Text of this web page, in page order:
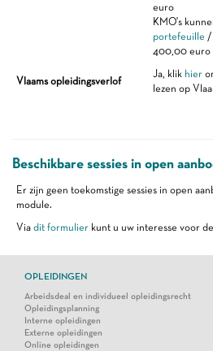
euro
KMO's
portefeuille /
400,00 euro
Vlaams opleidingsverlof
Ja, klik hier
lezen op
Beschikbare sessies in open
Er zijn geen toekomstige sessies in open
module.
Via dit formulier kunt u uw interesse voor
OPLEIDINGEN
Arbeidsdeal en individueel opleidingsrecht
Opleidingsplanning
Interne opleidingen
Externe opleidingen
Online opleidingen